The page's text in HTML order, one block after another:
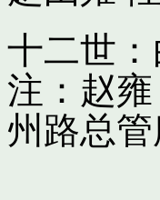
十二世
注：赵
州路总